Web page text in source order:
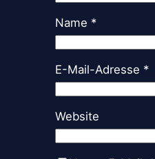
Name *
E-Mail-Adresse *
Website